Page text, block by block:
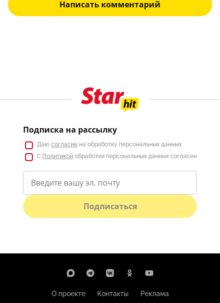
Написать комментарий
Подписка на рассылку
Даю согласие на обработку персональных данных
С Политикой обработки персональных данных согласен
Подписаться
О проекте Контакты
Реклама